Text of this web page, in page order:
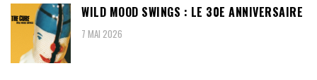
WILD MOOD SWINGS : LE 30E ANNIVERSAIRE
7 MAI 2026